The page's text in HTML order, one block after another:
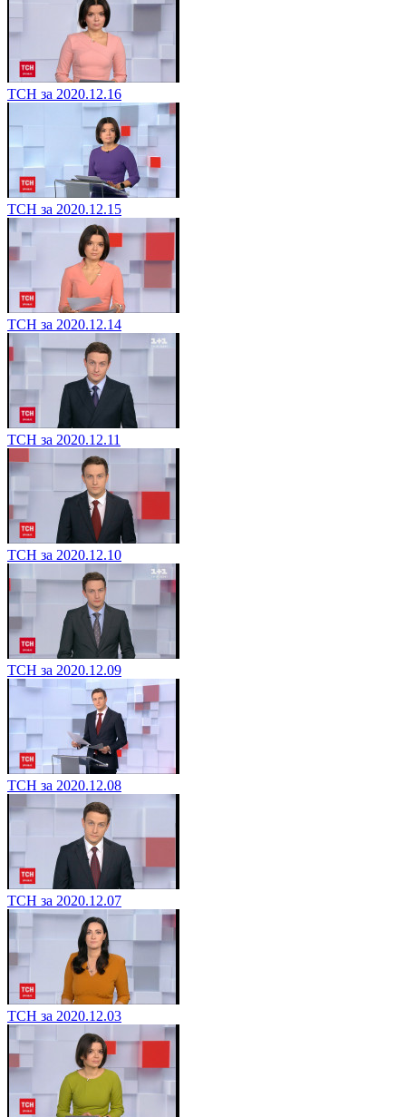
ТСН за 2020.12.16
ТСН за 2020.12.15
ТСН за 2020.12.14
ТСН за 2020.12.11
ТСН за 2020.12.10
ТСН за 2020.12.09
ТСН за 2020.12.08
ТСН за 2020.12.07
ТСН за 2020.12.03